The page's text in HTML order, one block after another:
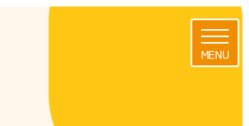
MENU